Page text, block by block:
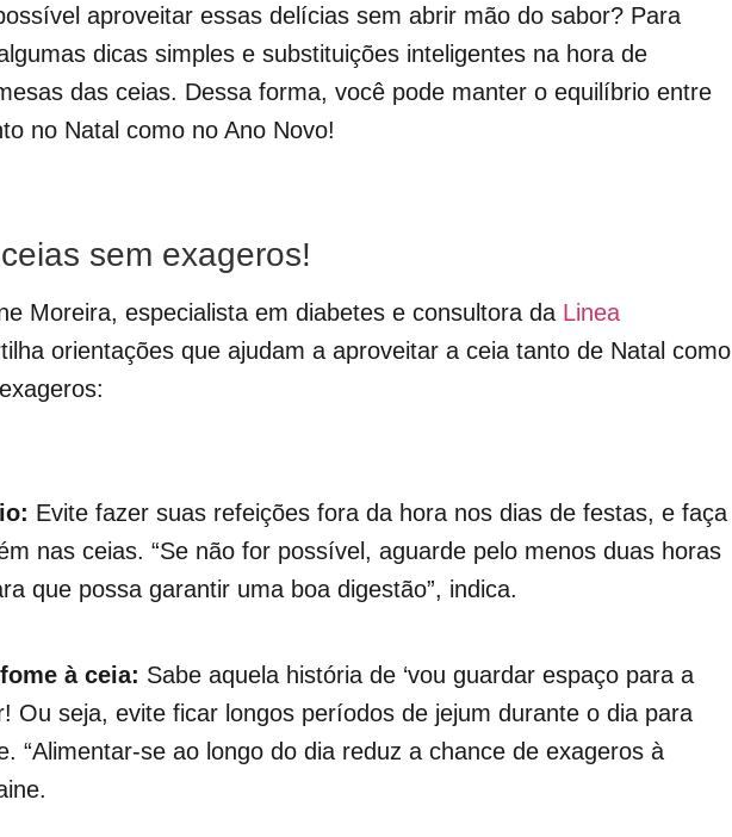
aproveitar essas delícias sem abrir mão do sabor? Para
dicas simples e substituições inteligentes na hora de
das ceias. Dessa forma, você pode manter o equilíbrio entre
no Natal como no Ano Novo!
sem exageros!
Moreira, especialista em diabetes e consultora da Linea
orientações que ajudam a aproveitar a ceia tanto de Natal como
Evite fazer suas refeições fora da hora nos dias de festas, e faça
nas ceias. “Se não for possível, aguarde pelo menos duas horas
que possa garantir uma boa digestão”, indica.
à ceia: Sabe aquela história de ‘vou guardar espaço para a
Ou seja, evite ficar longos períodos de jejum durante o dia para
“Alimentar-se ao longo do dia reduz a chance de exageros à